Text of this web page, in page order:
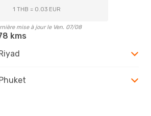
1 THB = 0.03 EUR
mise à jour le Ven. 07/08
kms